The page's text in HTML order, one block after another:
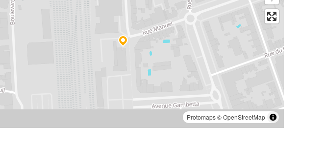
Protomaps©OpenStreetMap